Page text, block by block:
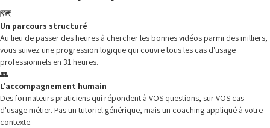
🗺️
Un parcours structuré
Au lieu de passer des heures à chercher les bonnes vidéos parmi des milliers,
vous suivez une progression logique qui couvre tous les cas d'usage
professionnels en 31 heures.
👥
L'accompagnement humain
Des formateurs praticiens qui répondent à VOS questions, sur VOS cas
d'usage métier. Pas un tutoriel générique, mais un coaching appliqué à votre
contexte.